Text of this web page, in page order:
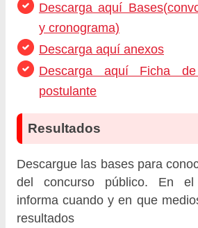
Descarga aquí
y cronograma)
Descarga aquí anexos
Descarga aquí Ficha
postulante
Resultados
Descargue las bases para
del concurso público. En el
informa cuando y en que
resultados